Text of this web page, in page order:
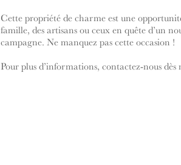
Cette propriété de charme est une
famille, des artisans ou ceux en quête d’un
campagne. Ne manquez pas cette occasion !
Pour plus d’informations, contactez-nous